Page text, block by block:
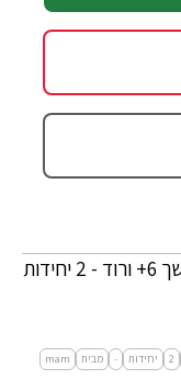
מאמ לילה מוצצי סיליקון זוהרים בחושך 6+ ורוד - 2 יחידות
2 יחידות - מבית
mam